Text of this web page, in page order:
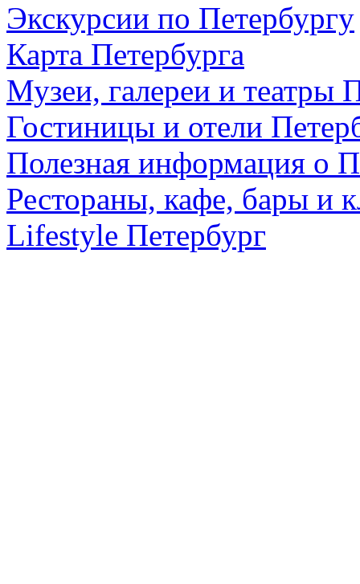
Экскурсии по Петербургу
Карта Петербурга
Музеи, галереи и театры
Гостиницы и отели
Полезная информация о
Рестораны, кафе, бары и
Lifestyle Петербург